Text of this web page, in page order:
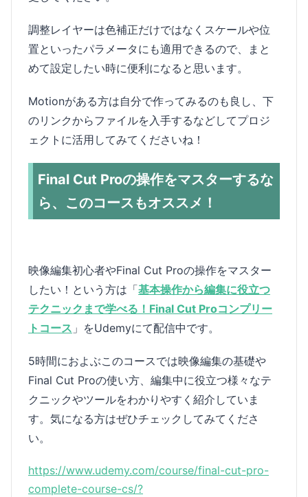
調整レイヤーは色補正だけではなくスケールや位
置といったパラメータにも適用できるので、まと
めて設定したい時に便利になると思います。
Motionがある方は自分で作ってみるのも良し、下
のリンクからファイルを入手するなどしてプロジ
ェクトに活用してみてくださいね！
Final Cut Proの操作をマスターするな
ら、このコースもオススメ！
映像編集初心者やFinal Cut Proの操作をマスター
したい！という方は「基本操作から編集に役立つ
テクニックまで学べる！Final Cut Proコンプリー
トコース 」をUdemyにて配信中です。
5時間におよぶこのコースでは映像編集の基礎や
Final Cut Proの使い方、編集中に役立つ様々なテ
クニックやツールをわかりやすく紹介していま
す。気になる方はぜひチェックしてみてくださ
い。
https://www.udemy.com/course/final-cut-pro-
complete-course-cs/?